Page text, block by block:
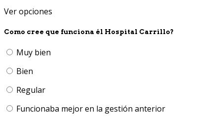
Ver opciones
Como cree que funciona él Hospital Carrillo?
Muy bien
Bien
Regular
Funcionaba mejor en la gestión anterior